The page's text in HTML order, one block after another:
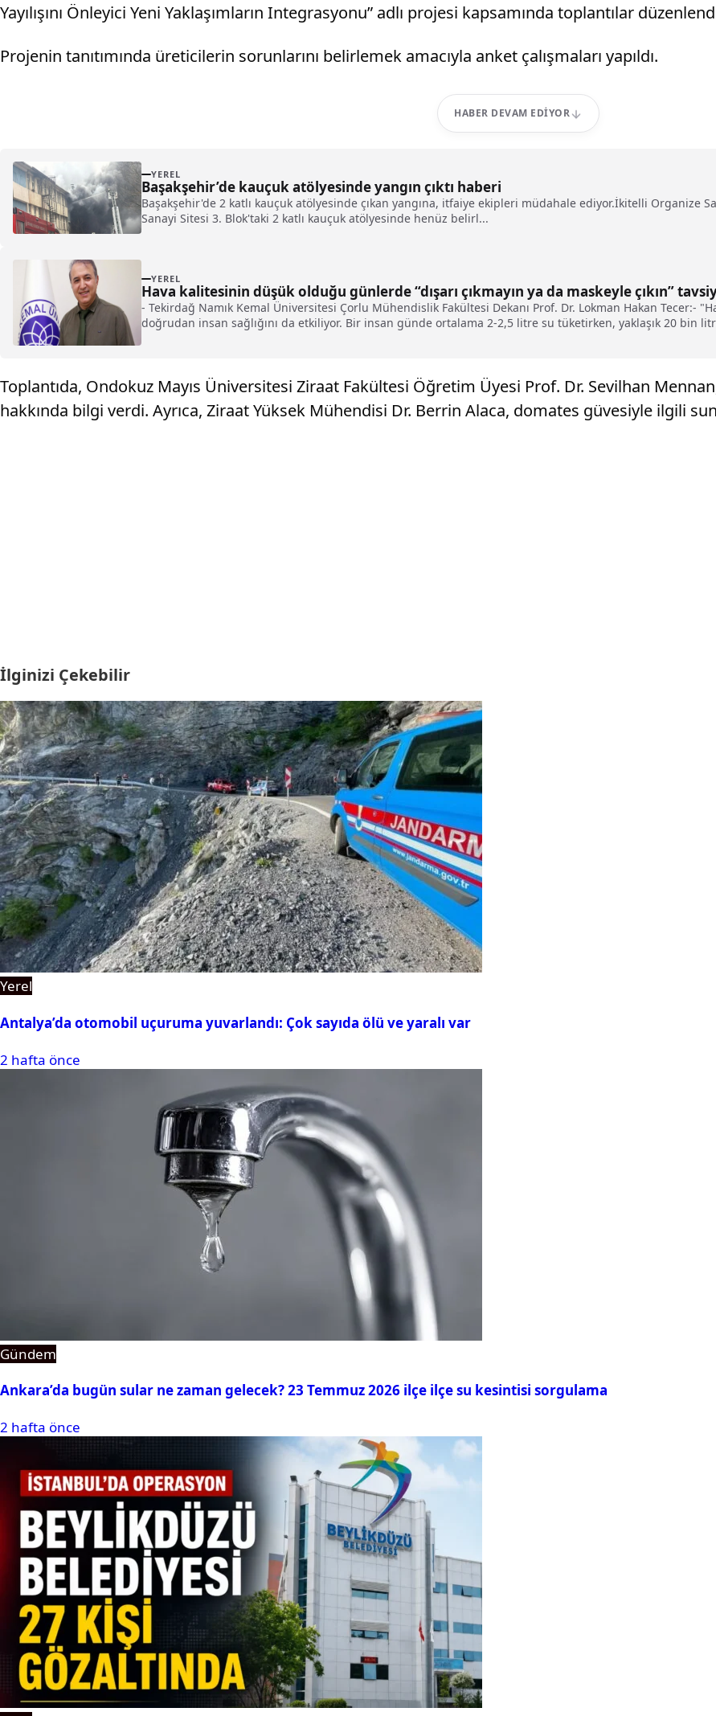
Yayılışını Önleyici Yeni Yaklaşımların Integrasyonu” adlı projesi kapsamında toplantılar
Projenin tanıtımında üreticilerin sorunlarını belirlemek amacıyla anket çalışmaları yapıldı.
HABER DEVAM EDIYOR
YEREL
Başakşehir’de kauçuk atölyesinde yangın çıktı haberi
Başakşehir'de 2 katlı kauçuk atölyesinde çıkan yangına, itfaiye ekipleri müdahale ediyor.İkitelli Organize
Sanayi Sitesi 3. Blok'taki 2 katlı kauçuk atölyesinde henüz belirl...
YEREL
Hava kalitesinin düşük olduğu günlerde “dışarı çıkmayın ya da maskeyle çıkın”
- Tekirdağ Namık Kemal Üniversitesi Çorlu Mühendislik Fakültesi Dekanı Prof. Dr. Lokman Hakan Tecer:-
doğrudan insan sağlığını da etkiliyor. Bir insan günde ortalama 2-2,5 litre su tüketirken, yaklaşık 20 bin
Toplantıda, Ondokuz Mayıs Üniversitesi Ziraat Fakültesi Öğretim Üyesi Prof. Dr. Sevilhan
hakkında bilgi verdi. Ayrıca, Ziraat Yüksek Mühendisi Dr. Berrin Alaca, domates güvesiyle ilgili
İlginizi Çekebilir
Yerel
Antalya’da otomobil uçuruma yuvarlandı: Çok sayıda ölü ve yaralı var
2 hafta önce
Gündem
Ankara’da bugün sular ne zaman gelecek? 23 Temmuz 2026 ilçe ilçe su kesintisi sorgulama
2 hafta önce